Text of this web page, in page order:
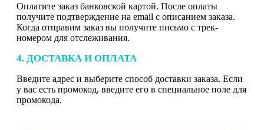
Оплатите заказ банковской картой. После оплаты
получите подтверждение на email с описанием заказа.
Когда отправим заказ вы получите письмо с трек-
номером для отслеживания.
4. ДОСТАВКА И ОПЛАТА
Введите адрес и выберите способ доставки заказа. Если
у вас есть промокод, введите его в специальное поле для
промокода.